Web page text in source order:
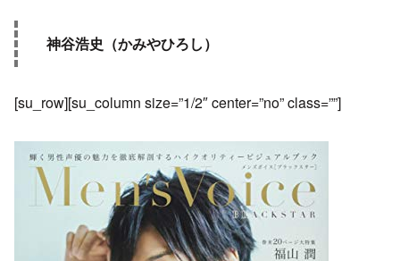
神谷浩史（かみやひろし）
[su_row][su_column size=”1/2″ center=”no” class=””]